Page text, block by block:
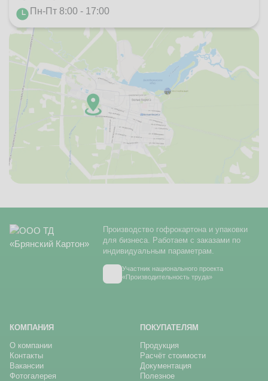
Пн-Пт 8:00 - 17:00
Производство гофрокартона и упаковки
для бизнеса. Работаем с заказами по
индивидуальным параметрам.
Участник национального проекта
«Производительность труда»
КОМПАНИЯ
О компании
Контакты
Вакансии
Фотогалерея
ПОКУПАТЕЛЯМ
Продукция
Расчёт стоимости
Документация
Полезное